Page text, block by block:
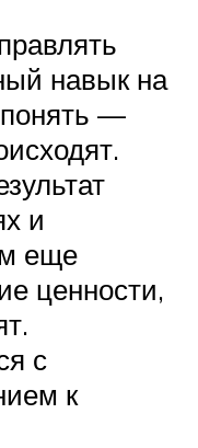
навык на
—
и
еще
ценности,
с
к